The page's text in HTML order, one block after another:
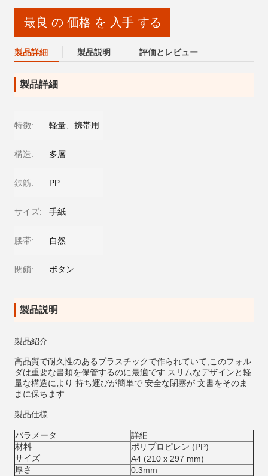
最良 の 価格 を 入手 する
製品詳細 製品説明 評価とレビュー
製品詳細
特徴: 軽量、携帯用
構造: 多層
鉄筋: PP
サイズ: 手紙
腰帯: 自然
閉鎖: ボタン
製品説明
製品紹介
高品質で耐久性のあるプラスチックで作られていて,このフォル
ダは重要な書類を保管するのに最適です.スリムなデザインと軽
量な構造により 持ち運びが簡単で 安全な閉塞が 文書をそのま
まに保ちます
製品仕様
パラメータ
詳細
材料
ポリプロピレン (PP)
サイズ
A4 (210 x 297 mm)
厚さ
0.3mm